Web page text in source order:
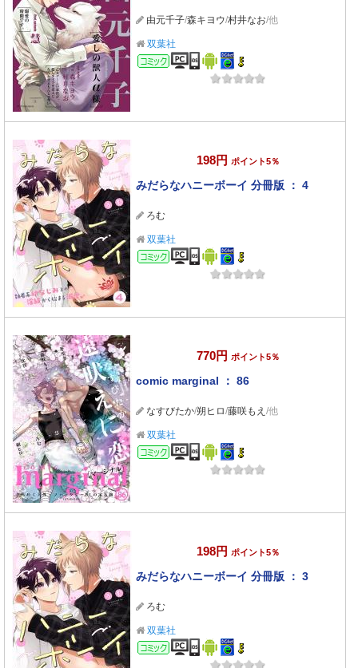
由元千子/森キヨウ/村井なお/他
双葉社
コミック
198円 ポイント5％
みだらなハニーボーイ 分冊版 ： 4
ろむ
双葉社
コミック
770円 ポイント5％
comic marginal ： 86
なすびたか/朔ヒロ/藤咲もえ /他
双葉社
コミック
198円 ポイント5％
みだらなハニーボーイ 分冊版 ： 3
ろむ
双葉社
コミック